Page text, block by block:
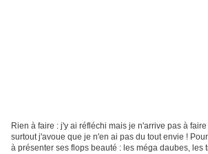
Rien à faire : j'y ai réfléchi mais je n'arrive pas à
surtout j'avoue que je n'en ai pas du tout envie !
à présenter ses flops beauté : les méga daubes, les